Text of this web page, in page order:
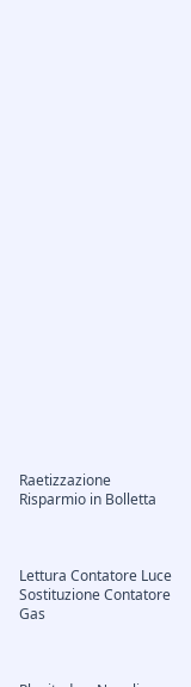
Raetizzazione
Risparmio in Bolletta
Lettura Contatore Luce
Sostituzione Contatore
Gas